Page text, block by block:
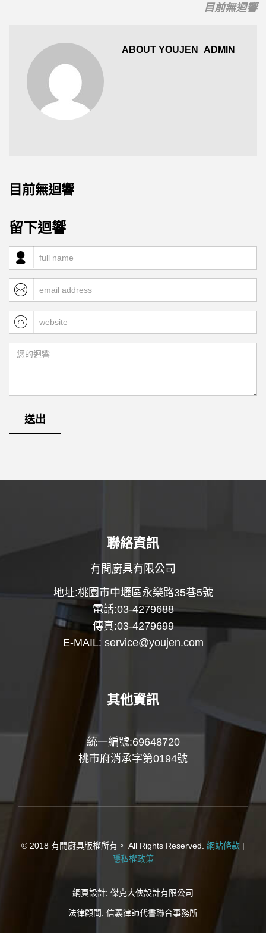
目前無迴響
ABOUT YOUJEN_ADMIN
目前無迴響
留下迴響
聯絡資訊
有間廚具有限公司
地址:桃園市中壢區永樂路35巷5號
電話:03-4279688
傳真:03-4279699
E-MAIL: service@youjen.com
其他資訊
統一編號:69648720
桃市府消承字第0194號
© 2018 有間廚具版權所有。 All Rights Reserved. 網站條款 |
隱私權政策
網頁設計: 傑克大俠設計有限公司
法律顧問: 信義律師代書聯合事務所